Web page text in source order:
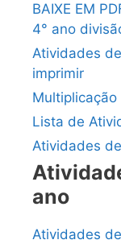
BAIXE EM
4° ano
Atividades
imprimir
Lista de
Atividades
ano
Atividades